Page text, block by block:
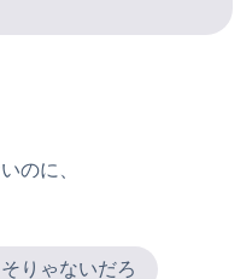
のに、
りゃないだろ